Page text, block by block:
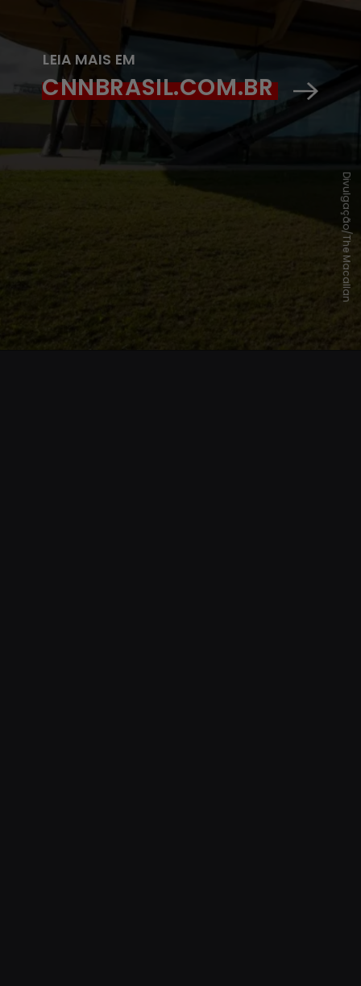
Divulgação/The Macallan
LEIA MAIS EM
CNNBRASIL.COM.BR